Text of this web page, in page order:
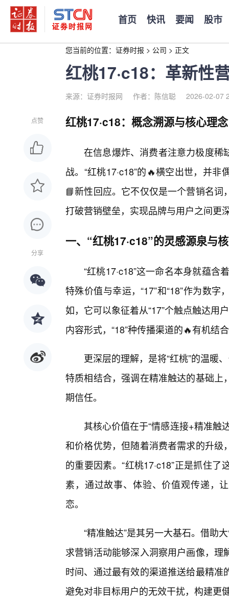
首页 快讯 要闻 股市
您当前的位置： 证券时报 > 公司 > 正文
红桃17·c18：革新性
来源：证券时报网 作者：陈信聪 2026-02-07
点赞
分享
红桃17·c18：概念溯源与核心理念
在信息爆炸、消费者注意力极度稀
战。“红桃17·c18”的🔥横空出世，并
📘新性回应。它不仅仅是一个营销名
打破营销壁垒，实现品牌与用户之间更
一、“红桃17·c18”的灵感源泉与
“红桃17·c18”这一命名本身就蕴含
特殊价值与幸运，“17”和“18”作为数
如，它可以象征着从“17”个触点触达用
内容形式，“18”种传播渠道的🔥有机结
更深层的理解，是将“红桃”的温暖
特质相结合，强调在精准触达的基础
期信任。
其核心价值在于“情感连接+精准触
和价格优势，但随着消费者需求的升
的重要因素。“红桃17·c18”正是抓住
素，通过故事、体验、价值观传递，
恋。
“精准触达”是其另一大基石。借助
求营销活动能够深入洞察用户画像，
时间、通过最有效的渠道推送给最精
避免对非目标用户的无效干扰，构建更